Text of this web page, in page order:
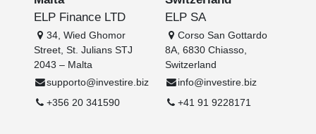
ELP Finance LTD
34, Wied Ghomor
Street, St. Julians STJ
2043 – Malta
supporto@investire.biz
+356 20 341590
ELP SA
Corso San Gottardo
8A, 6830 Chiasso,
Switzerland
info@investire.biz
+41 91 9228171